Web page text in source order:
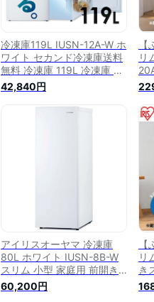
冷凍庫119L IUSN-12A-W ホ
ワイト セカンド冷凍庫送料
無料 冷凍庫 119L 冷凍庫 自
動霜取り セカンド冷凍庫 冷
凍 フリーザー ストッカー
氷 食材 食糧 保存 前開き 右
42,840円
リ
家
ス
カ
霜
アイリスオーヤマ 冷凍庫
80L ホワイト IUSN-8B-W
スリム 小型 家庭用 前開き
セカンド冷凍庫 サブ冷凍庫
耐熱トップテーブル
60,200円
リ
き
W
フ